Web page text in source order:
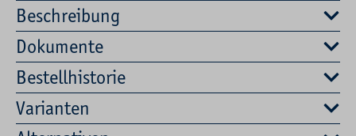
Beschreibung
Dokumente
Bestellhistorie
Varianten